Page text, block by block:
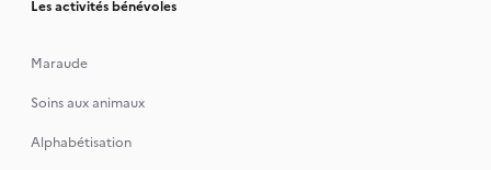
Les activités bénévoles
Maraude
Soins aux animaux
Alphabétisation